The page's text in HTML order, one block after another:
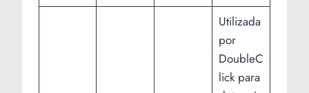
Utilizada
por
DoubleC
lick para